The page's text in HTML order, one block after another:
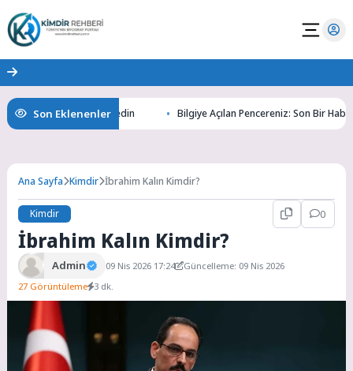
Son Eklenenler
Gizemlerini Keşfedin Bilgiye Açılan Pencereniz: Son Bir Haber ile
Ana Sayfa Kimdir İbrahim Kalın Kimdir?
Kimdir 0
İbrahim Kalın Kimdir?
Admin 09 Nis 2026 17:24
Güncelleme: 09 Nis 2026
27 Görüntüleme 3 dk.